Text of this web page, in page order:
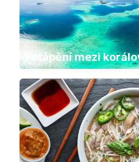
Potápění mezi